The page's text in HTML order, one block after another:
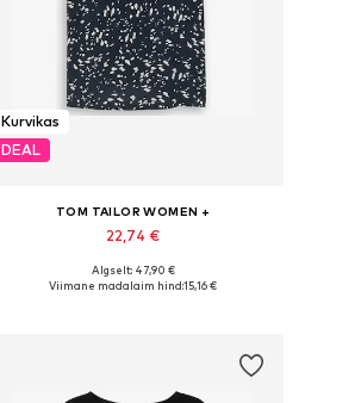
Kurvikas
DEAL
TOM TAILOR WOMEN +
22,74 €
Saadaolevad suurused: XXXL
Algselt: 47,90 €
Viimane madalaim hind:15,16 €